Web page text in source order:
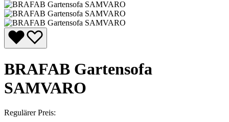
BRAFAB Gartensofa
SAMVARO
Regulärer Preis: